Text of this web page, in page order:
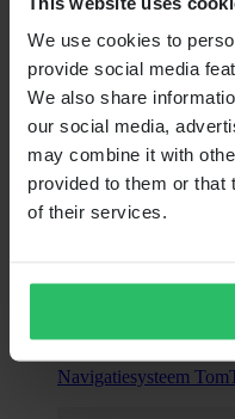
We use cookies to
provide social media
We also share
our social media,
may combine it with
provided to them or that
of their services.
Oorspronkelijk: €
Navigatiesysteem